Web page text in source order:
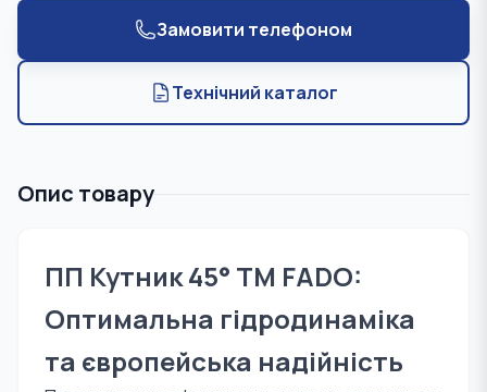
Замовити телефоном
Технічний каталог
Опис товару
ПП Кутник 45° TM FADO:
Оптимальна гідродинаміка
та європейська надійність